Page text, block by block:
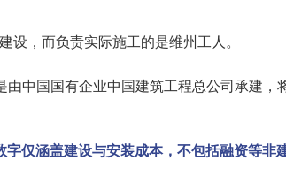
设，而负责实际施工的是维州工人。
由中国国有企业中国建筑工程总公司承建，
字仅涵盖建设与安装成本，不包括融资等非